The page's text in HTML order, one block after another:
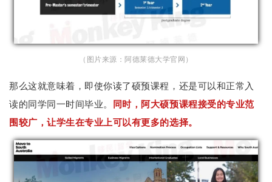
（图片来源：阿德莱德大学官网）
那么这就意味着，即使你读了硕预课程，还是可以和正常入
读的同学同一时间毕业。
同时，阿大硕预课程接受的专业范
围较广，让学生在专业上可以有更多的选择。